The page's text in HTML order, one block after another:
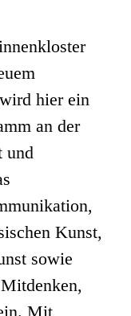
hier ein
an der
und
Kunst,
sowie
Mit